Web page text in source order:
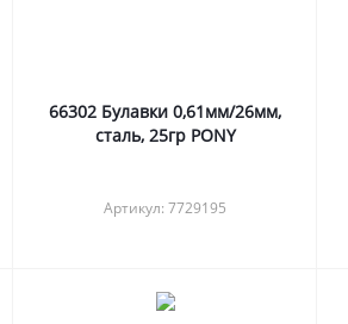
66302 Булавки 0,61мм/26мм,
сталь, 25гр PONY
Артикул: 7729195